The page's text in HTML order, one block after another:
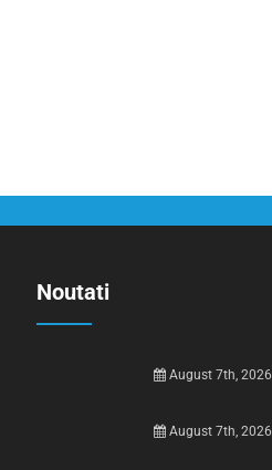
Noutati
August 7th, 2026
August 7th, 2026